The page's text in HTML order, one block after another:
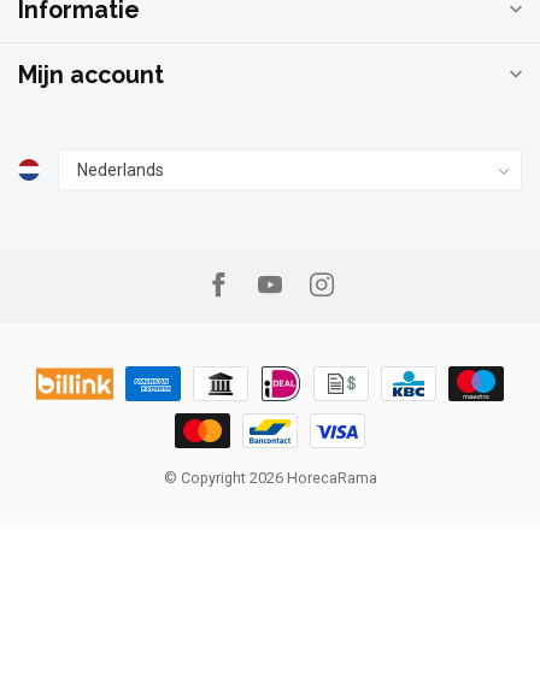
Informatie
Mijn account
© Copyright 2026 HorecaRama